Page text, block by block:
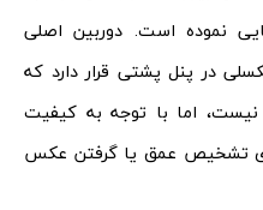
نموده است. دوربین اصلی
مگاپیکسلی و ۲ مگاپیکسلی در پنل پشتی قرار دارد که
اما با توجه به کیفیت
تشخیص عمق یا گرفتن عکس